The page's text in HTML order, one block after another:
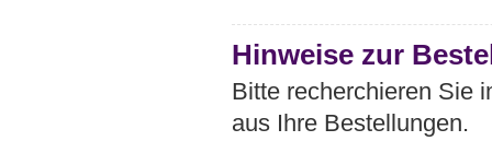
Hinweise zur
Bitte recherchieren Sie
aus Ihre Bestellungen.